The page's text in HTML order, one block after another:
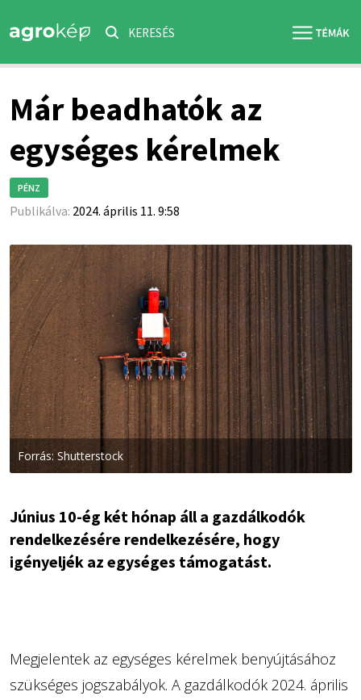
KERESÉS
Már beadhatók az
egységes kérelmek
PÉNZ
Publikálva: 2024. április 11. 9:58
Forrás: Shutterstock
Június 10-ég két hónap áll a gazdálkodók
rendelkezésére rendelkezésére, hogy
igényeljék az egységes támogatást.
Megjelentek az egységes kérelmek benyújtásához
szükséges jogszabályok. A gazdálkodók 2024. április